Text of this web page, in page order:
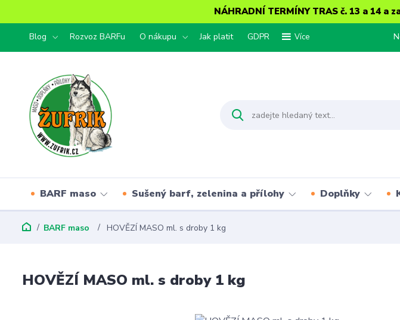
NÁHRADNÍ TERMÍNY TRAS č. 13 a 14 a
Blog Rozvoz BARFu O nákupu Jak platit GDPR Více
BARF maso Sušený barf, zelenina a přílohy Doplňky
BARF maso HOVĚZÍ MASO ml. s droby 1 kg
HOVĚZÍ MASO ml. s droby 1 kg